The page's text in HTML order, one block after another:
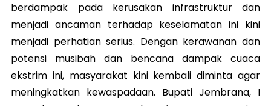
berdampak pada kerusakan infrastruktur dan
menjadi ancaman terhadap keselamatan ini kini
menjadi perhatian serius. Dengan kerawanan dan
potensi musibah dan bencana dampak cuaca
ekstrim ini, masyarakat kini kembali diminta agar
meningkatkan kewaspadaan. Bupati Jembrana, I